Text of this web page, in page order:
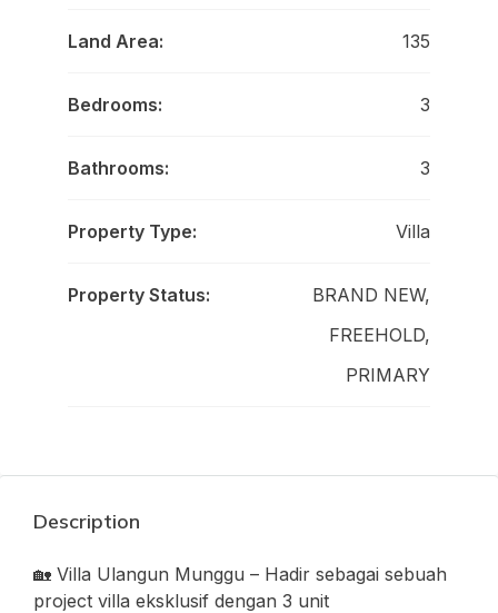
Land Area: 135
Bedrooms: 3
Bathrooms: 3
Property Type: Villa
Property Status:
BRAND NEW,
FREEHOLD,
PRIMARY
Description
🏡 Villa Ulangun Munggu – Hadir sebagai sebuah
project villa eksklusif dengan 3 unit